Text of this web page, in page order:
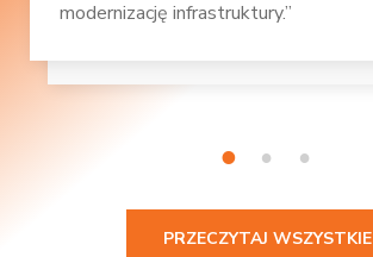
modernizację infrastruktury.”
1 2 3
PRZECZYTAJ WSZYSTKIE